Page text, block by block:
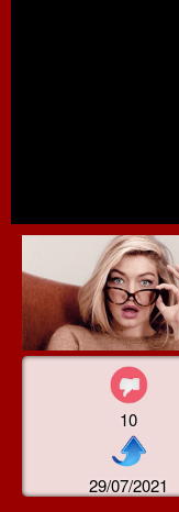
10
29/07/2021